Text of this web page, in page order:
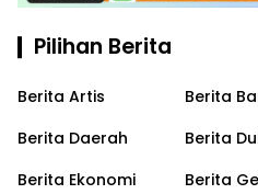
Pilihan Berita
Berita Artis
Berita
Berita Daerah
Berita
Berita Ekonomi
Berita